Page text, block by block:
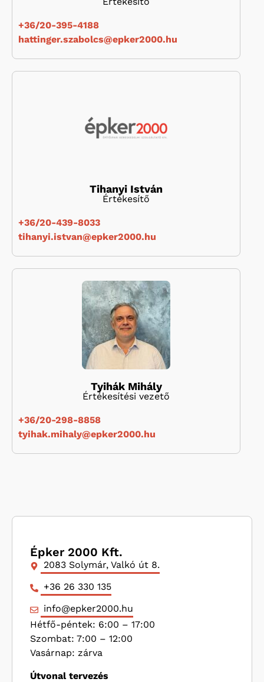
+36/20-395-4188
hattinger.szabolcs@epker2000.hu
Tihanyi István
Értékesítő
+36/20-439-8033
tihanyi.istvan@epker2000.hu
Tyihák Mihály
Értékesítési vezető
+36/20-298-8858
tyihak.mihaly@epker2000.hu
Épker 2000 Kft.
2083 Solymár, Valkó út 8.
+36 26 330 135
info@epker2000.hu
Hétfő-péntek: 6:00 – 17:00
Szombat: 7:00 – 12:00
Vasárnap: zárva
Útvonal tervezés